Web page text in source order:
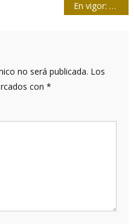
En vigor: Ley 162/2023 “De Comunicación Social” y sus disposiciones normativas complementarias
no será publicada. Los
con *